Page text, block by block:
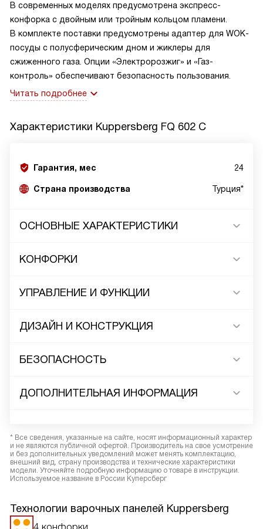
В современных моделях предусмотрена экспресс-
конфорка с двойным или тройным кольцом пламени.
В комплекте поставки предусмотрены адаптер для WOK-
посуды с полусферическим дном и жиклеры для
сжиженного газа. Опции «Электророзжиг» и «Газ-
контроль» обеспечивают безопасность пользования.
Читать подробнее
Характеристики Kuppersberg FQ 602 C
Гарантия, мес 24
Страна производства Турция*
ОСНОВНЫЕ ХАРАКТЕРИСТИКИ
КОНФОРКИ
УПРАВЛЕНИЕ И ФУНКЦИИ
ДИЗАЙН И КОНСТРУКЦИЯ
БЕЗОПАСНОСТЬ
ДОПОЛНИТЕЛЬНАЯ ИНФОРМАЦИЯ
* Все сведения, указанные на сайте, носят информационный характер
и не являются публичной офертой. Производитель на свое усмотрение
и без дополнительных уведомлений может менять комплектацию,
внешний вид, страну производства и технические характеристики
модели. Уточняйте подробную информацию о товаре в инструкции.
Используемое название в России Куперсберг
Технологии варочных панелей Kuppersberg